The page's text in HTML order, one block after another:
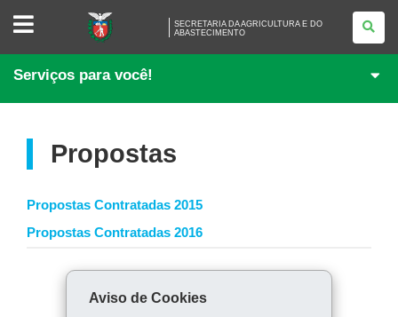
SECRETARIA
AGRICULTURA
E
DO
ABASTECIMENTO
SECRETARIA DA AGRICULTURA E DO
ABASTECIMENTO
Serviços para você!
Propostas
Propostas Contratadas 2015
Propostas Contratadas 2016
Aviso de Cookies